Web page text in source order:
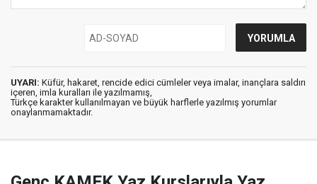
UYARI: Küfür, hakaret, rencide edici cümleler veya imalar, inançlara saldırı
içeren, imla kuralları ile yazılmamış,
Türkçe karakter kullanılmayan ve büyük harflerle yazılmış yorumlar
onaylanmamaktadır.